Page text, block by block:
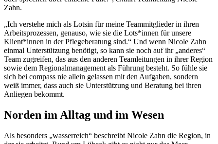
Zahn.
„Ich verstehe mich als Lotsin für meine Teammitglieder in ihren
Arbeitsprozessen, genauso, wie sie die Lots*innen für unsere
Klient*innen in der Pflegeberatung sind.“ Und wenn Nicole Zahn
einmal Unterstützung benötigt, so kann sie noch auf ihr „anderes“
Team zugreifen, das aus den anderen Teamleitungen in ihrer Region
sowie dem Regionalmanagement als Führung besteht. So fühle sie
sich bei compass nie allein gelassen mit den Aufgaben, sondern
weiß immer, dass auch sie Unterstützung und Beratung bei ihren
Anliegen bekommt.
Norden im Alltag und im Wesen
Als besonders „wasserreich“ beschreibt Nicole Zahn die Region, in